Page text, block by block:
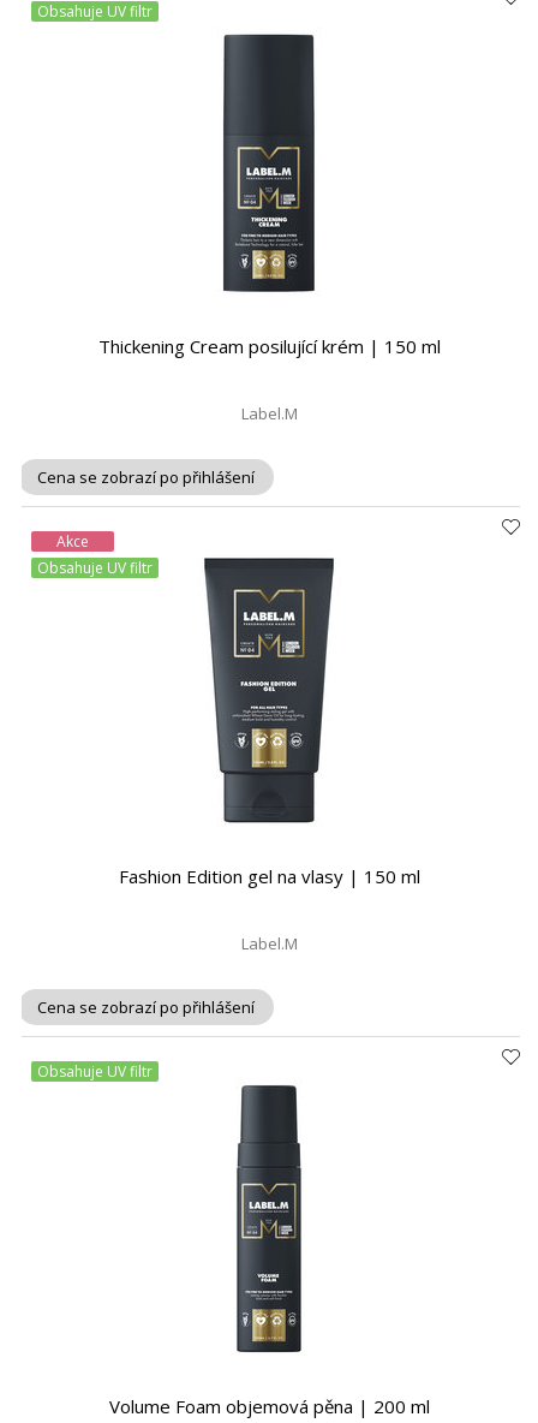
Obsahuje UV filtr
Thickening Cream posilující krém | 150 ml
Label.M
Cena se zobrazí po přihlášení
Akce
Obsahuje UV filtr
Fashion Edition gel na vlasy | 150 ml
Label.M
Cena se zobrazí po přihlášení
Obsahuje UV filtr
Volume Foam objemová pěna | 200 ml